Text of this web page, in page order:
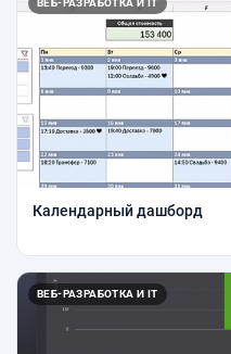
ВЕБ-РАЗРАБОТКА И IT
Календарный дашборд
ВЕБ-РАЗРАБОТКА И IT